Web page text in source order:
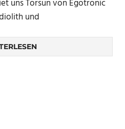
uns Torsun von Egotronic
und